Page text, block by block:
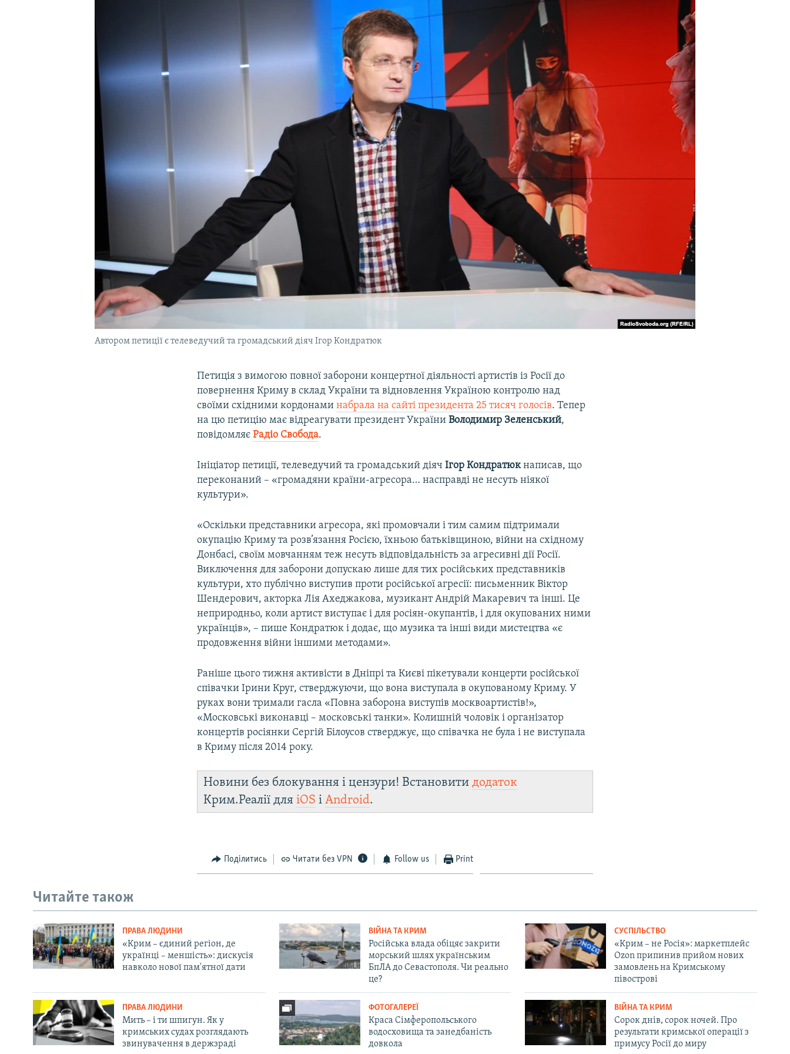
Автором петиції є телеведучий та громадський діяч Ігор Кондратюк
Петиція з вимогою повної заборони концертної діяльності артистів із Росії до
повернення Криму в склад України та відновлення Україною контролю над
своїми східними кордонаминабрала на сайті президента 25 тисяч голосів. Тепер
на цю петицію має відреагувати президент УкраїниВолодимир Зеленський,
повідомляєРадіо Свобода.
Ініціатор петиції, телеведучий та громадський діячІгор Кондратюкнаписав, що
переконаний – «громадяни країни-агресора… насправді не несуть ніякої
культури».
«Оскільки представники агресора, які промовчали і тим самим підтримали
окупацію Криму та розв’язання Росією, їхньою батьківщиною, війни на східному
Донбасі, своїм мовчанням теж несуть відповідальність за агресивні дії Росії.
Виключення для заборони допускаю лише для тих російських представників
культури, хто публічно виступив проти російської агресії: письменник Віктор
Шендерович, акторка Лія Ахеджакова, музикант Андрій Макаревич та інші. Це
неприродньо, коли артист виступає і для росіян-окупантів, і для окупованих ними
українців», – пише Кондратюк і додає, що музика та інші види мистецтва «є
продовження війни іншими методами».
Раніше цього тижня активісти в Дніпрі та Києві пікетували концерти російської
співачки Ірини Круг, стверджуючи, що вона виступала в окупованому Криму. У
руках вони тримали гасла «Повна заборона виступів москвоартистів!»,
«Московські виконавці – московські танки». Колишній чоловік і організатор
концертів росіянки Сергій Білоусов стверджує, що співачка не була і не виступала
в Криму після 2014 року.
Новини без блокування і цензури! Встановитидодаток
Крим.Реалії дляiOS іAndroid.
Поділитись Читати без VPN Follow us Print
Читайте також
ПРАВА ЛЮДИНИ
«Крим – єдиний регіон, де
українці – меншість»: дискусія
навколо нової пам'ятної дати
ВІЙНА ТА КРИМ
Російська влада обіцяє закрити
морський шлях українським
БпЛА до Севастополя. Чи реально
це?
СУСПІЛЬСТВО
«Крим – не Росія»: маркетплейс
Ozon припинив прийом нових
замовлень на Кримському
півострові
ПРАВА ЛЮДИНИ
Мить – і ти шпигун. Як у
кримських судах розглядають
звинувачення в держзраді
ФОТОГАЛЕРЕЇ
Краса Сімферопольського
водосховища та занедбаність
довкола
ВІЙНА ТА КРИМ
Сорок днів, сорок ночей. Про
результати кримської операції з
примусу Росії до миру